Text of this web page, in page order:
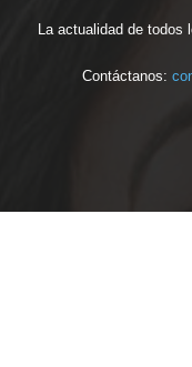
La actualidad de
Contáctanos: